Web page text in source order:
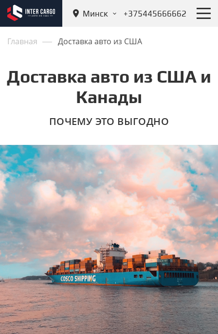
Минск +375445666662
Главная Доставка авто из США
Доставка авто из США и
Канады
ПОЧЕМУ ЭТО ВЫГОДНО